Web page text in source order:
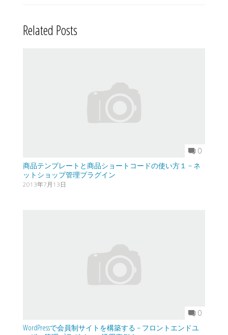
Related Posts
0
商品テンプレートと商品ショートコードの使い方１ – ネ
ットショップ管理プラグイン
2013年7月13日
0
WordPressで会員制サイトを構築する – フロントエンドユ